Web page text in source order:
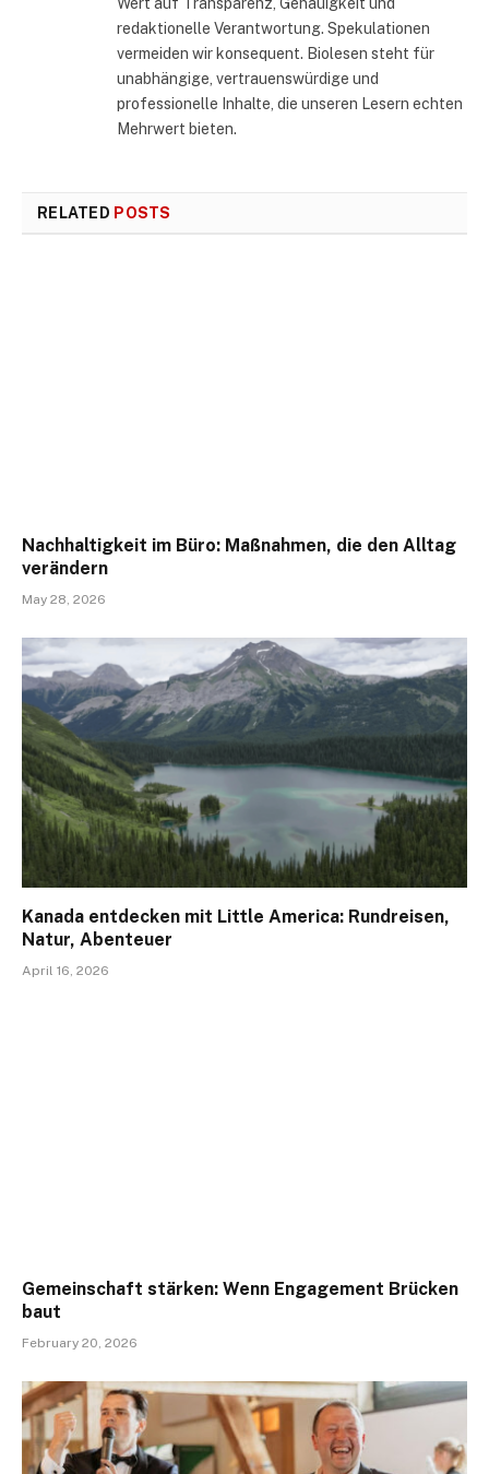
Wert auf Transparenz, Genauigkeit und
redaktionelle Verantwortung. Spekulationen
vermeiden wir konsequent. Biolesen steht für
unabhängige, vertrauenswürdige und
professionelle Inhalte, die unseren Lesern echten
Mehrwert bieten.
RELATED POSTS
Nachhaltigkeit im Büro: Maßnahmen, die den Alltag
verändern
May 28, 2026
Kanada entdecken mit Little America: Rundreisen,
Natur, Abenteuer
April 16, 2026
Gemeinschaft stärken: Wenn Engagement Brücken
baut
February 20, 2026